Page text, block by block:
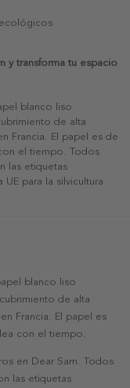
y transforma tu espacio
blanco liso
de alta
Francia. El papel es de
el tiempo. Todos
las etiquetas
para la silvicultura
blanco liso
de alta
Francia. El papel es
con el tiempo.
en Dear Sam. Todos
las etiquetas